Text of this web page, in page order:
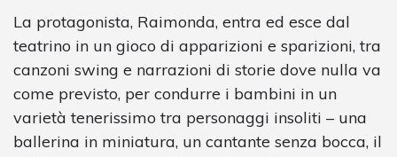
La protagonista, Raimonda, entra ed esce dal
teatrino in un gioco di apparizioni e sparizioni, tra
canzoni swing e narrazioni di storie dove nulla va
come previsto, per condurre i bambini in un
varietà tenerissimo tra personaggi insoliti – una
ballerina in miniatura, un cantante senza bocca, il